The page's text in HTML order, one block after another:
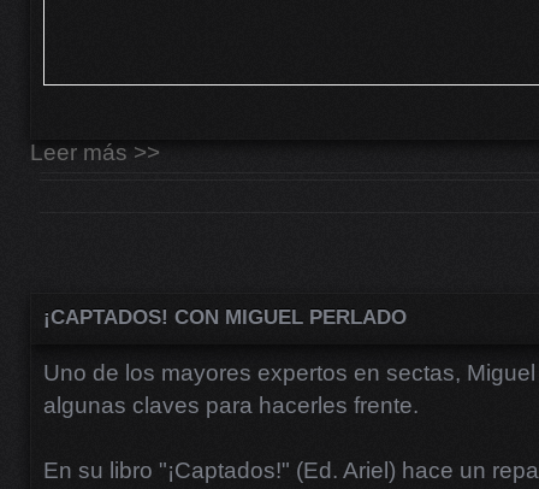
Leer más >>
¡CAPTADOS! CON MIGUEL PERLADO
Uno de los mayores expertos en sectas,
algunas claves para hacerles frente.
En su libro "¡Captados!" (Ed. Ariel) hace un